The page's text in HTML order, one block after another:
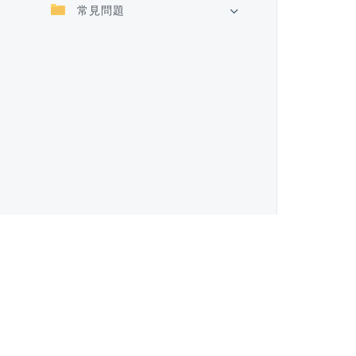
常見問題